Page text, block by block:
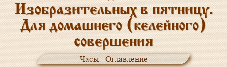
Изобразительных в пятницу.
Для домашнего (келейного)
совершения
Часы Оглавление